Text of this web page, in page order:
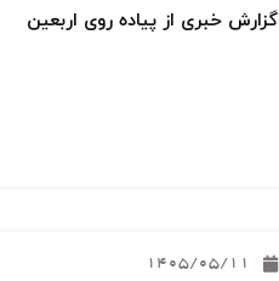
گزارش خبری از پیاده روی اربعین
1405/05/11